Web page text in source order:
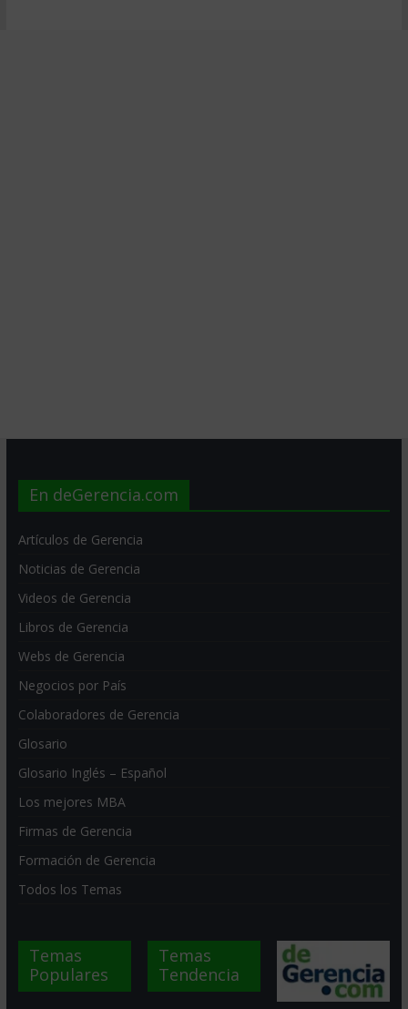
En deGerencia.com
Artículos de Gerencia
Noticias de Gerencia
Videos de Gerencia
Libros de Gerencia
Webs de Gerencia
Negocios por País
Colaboradores de Gerencia
Glosario
Glosario Inglés – Español
Los mejores MBA
Firmas de Gerencia
Formación de Gerencia
Todos los Temas
Temas
Populares
Temas
Tendencia